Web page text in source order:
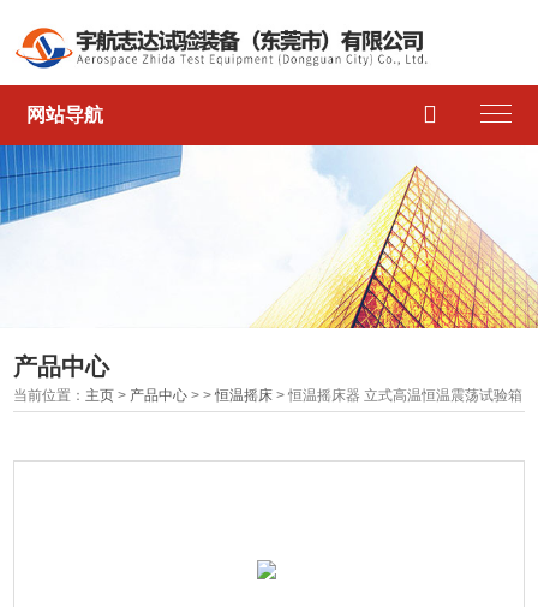
网站导航 
产品中心
当前位置： 主页 > 产品中心 > >恒温摇床 > 恒温摇床器 立式高温恒温震荡试验箱